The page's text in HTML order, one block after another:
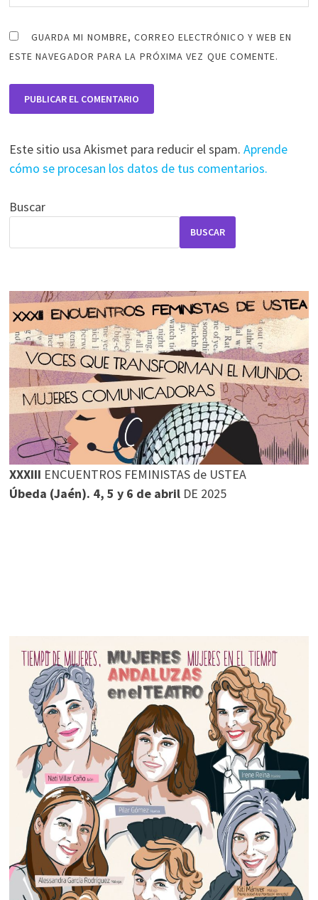
GUARDA MI NOMBRE, CORREO ELECTRÓNICO Y WEB EN
ESTE NAVEGADOR PARA LA PRÓXIMA VEZ QUE COMENTE.
Este sitio usa Akismet para reducir el spam. Aprende
cómo se procesan los datos de tus comentarios.
Buscar
BUSCAR
XXXIII ENCUENTROS FEMINISTAS de USTEA
Úbeda (Jaén). 4, 5 y 6 de abrilDE 2025